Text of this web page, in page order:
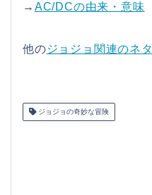
→ AC/DCの由来・意味
他のジョジョ関連のネタ
ジョジョの奇妙な冒険